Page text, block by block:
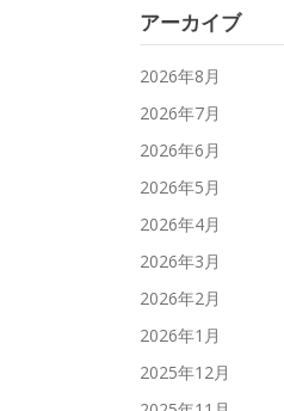
アーカイブ
2026年8月
2026年7月
2026年6月
2026年5月
2026年4月
2026年3月
2026年2月
2026年1月
2025年12月